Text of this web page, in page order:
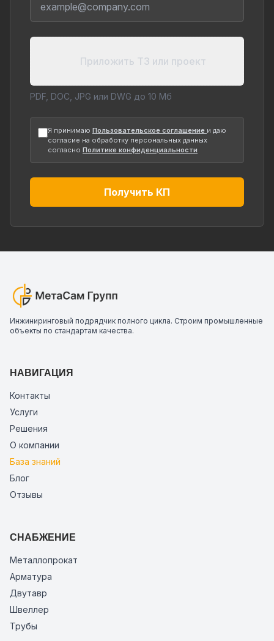
Приложить ТЗ или проект
PDF, DOC, JPG или DWG до 10 Мб
Я принимаю Пользовательское соглашение и даю
согласие на обработку персональных данных
согласно Политике конфиденциальности
Получить КП
Инжиниринговый подрядчик полного цикла. Строим промышленные
объекты по стандартам качества.
НАВИГАЦИЯ
Контакты
Услуги
Решения
О компании
База знаний
Блог
Отзывы
СНАБЖЕНИЕ
Металлопрокат
Арматура
Двутавр
Швеллер
Трубы